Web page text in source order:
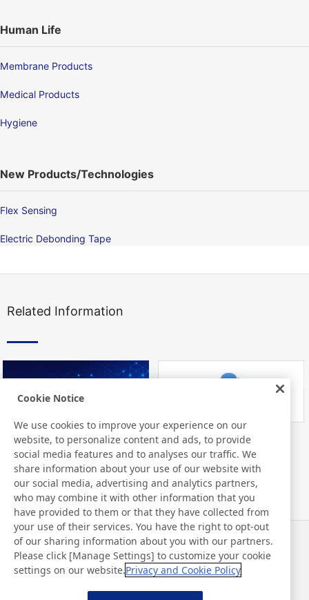
Human Life
Membrane Products
Medical Products
Hygiene
New Products/Technologies
Flex Sensing
Electric Debonding Tape
Related Information
Nitto Library FAQ about Products
Neuigkeiten
Kontakt
FAQ
Cookie Notice
We use cookies to improve your experience on our
website, to personalize content and ads, to provide
social media features and to analyses our traffic. We
share information about your use of our website with
our social media, advertising and analytics partners,
who may combine it with other information that you
have provided to them or that they have collected from
your use of their services. You have the right to opt-out
of our sharing information about you with our partners.
Please click [Manage Settings] to customize your cookie
settings on our website.Privacy and Cookie Policy